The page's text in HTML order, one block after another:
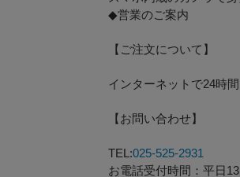
◆営業のご案内
【ご注文について】
インターネットで24時
【お問い合わせ】
TEL:025-525-2931
お電話受付時間：平日